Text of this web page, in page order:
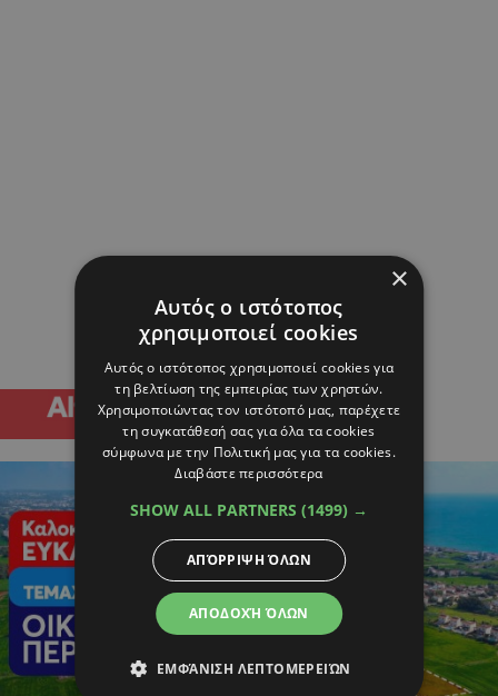
×
Αυτός ο ιστότοπος
χρησιμοποιεί cookies
Αυτός ο ιστότοπος χρησιμοποιεί cookies για
τη βελτίωση της εμπειρίας των χρηστών.
Χρησιμοποιώντας τον ιστότοπό μας, παρέχετε
τη συγκατάθεσή σας για όλα τα cookies
σύμφωνα με την Πολιτική μας για τα cookies.
Διαβάστε περισσότερα
SHOW ALL PARTNERS (1499) →
ΑΠΟΔΟΧΉ ΌΛΩΝ
ΑΠΌΡΡΙΨΗ ΌΛΩΝ
ΕΜΦΆΝΙΣΗ ΛΕΠΤΟΜΕΡΕΙΏΝ